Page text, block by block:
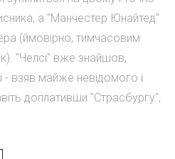
а "Манчестер Юнайтед"
(ймовірно, тимчасовим
"Челсі" вже знайшов,
взяв майже невідомого і
доплативши "Страсбургу",